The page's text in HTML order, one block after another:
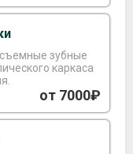
зубные
каркаса
от 7000₽